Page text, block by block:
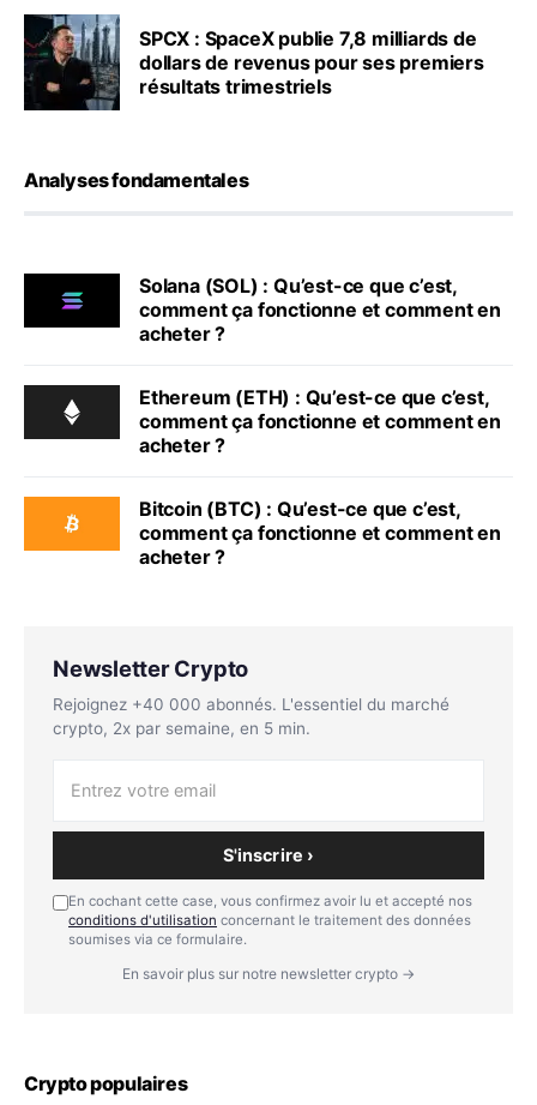
SPCX : SpaceX publie 7,8 milliards de
dollars de revenus pour ses premiers
résultats trimestriels
Analyses fondamentales
Solana (SOL) : Qu’est-ce que c’est,
comment ça fonctionne et comment en
acheter ?
Ethereum (ETH) : Qu’est-ce que c’est,
comment ça fonctionne et comment en
acheter ?
Bitcoin (BTC) : Qu’est-ce que c’est,
comment ça fonctionne et comment en
acheter ?
Newsletter Crypto
Rejoignez +40 000 abonnés. L'essentiel du marché
crypto, 2x par semaine, en 5 min.
S'inscrire ›
En cochant cette case, vous confirmez avoir lu et accepté nos
conditions d'utilisation concernant le traitement des données
soumises via ce formulaire.
En savoir plus sur notre newsletter crypto →
Crypto populaires